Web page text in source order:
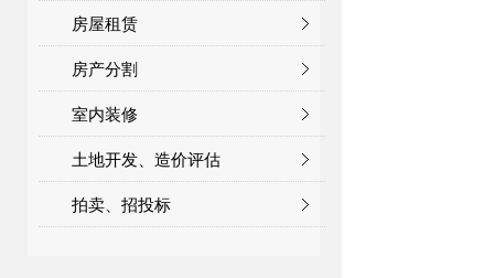
房屋租赁
房产分割
室内装修
土地开发、造价评估
拍卖、招投标